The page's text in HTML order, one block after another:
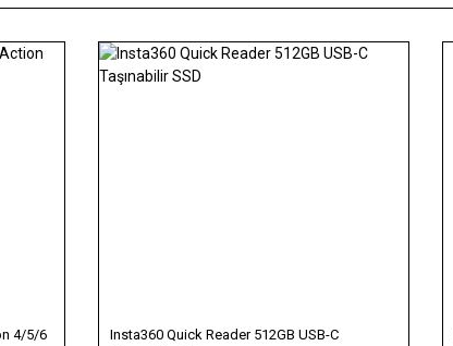
4/5/6
Insta360 Quick Reader 512GB USB-C